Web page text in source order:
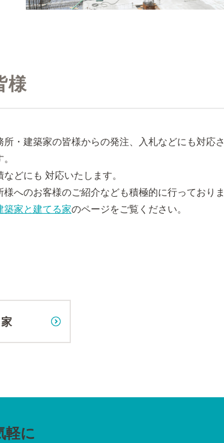
様
・建築家の皆様からの発注、入札などにも対応さ
どにも 対応いたします。
へのお客様のご紹介なども積極的に行っておりま
築家と建てる家のページをご覧ください。
軽に